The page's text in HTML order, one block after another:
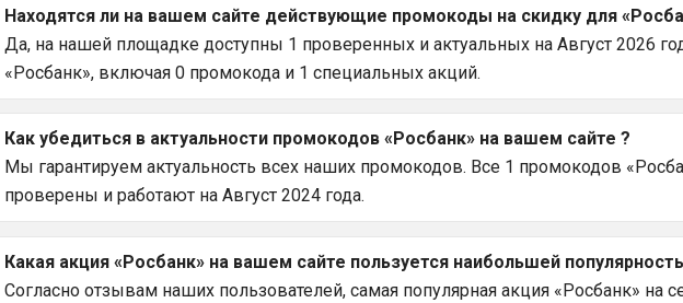
Находятся ли на вашем сайте действующие промокоды на скидку для
Да, на нашей площадке доступны 1 проверенных и актуальных на Август 2026
«Росбанк», включая 0 промокода и 1 специальных акций.
Как убедиться в актуальности промокодов «Росбанк» на вашем сайте ?
Мы гарантируем актуальность всех наших промокодов. Все 1 промокодов
проверены и работают на Август 2024 года.
Какая акция «Росбанк» на вашем сайте пользуется наибольшей
Согласно отзывам наших пользователей, самая популярная акция «Росбанк» на